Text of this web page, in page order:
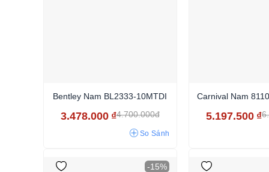
Bentley Nam BL2333-10MTDI
3.478.000 ₫4.700.000đ
So Sánh
Carnival Nam
5.197.500 ₫
-15%